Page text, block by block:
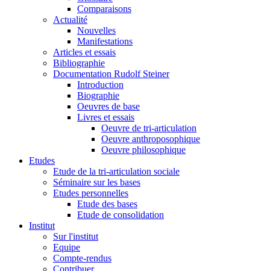
Comparaisons
Actualité
Nouvelles
Manifestations
Articles et essais
Bibliographie
Documentation Rudolf Steiner
Introduction
Biographie
Oeuvres de base
Livres et essais
Oeuvre de tri-articulation
Oeuvre anthroposophique
Oeuvre philosophique
Etudes
Etude de la tri-articulation sociale
Séminaire sur les bases
Etudes personnelles
Etude des bases
Etude de consolidation
Institut
Sur l'institut
Equipe
Compte-rendus
Contribuer